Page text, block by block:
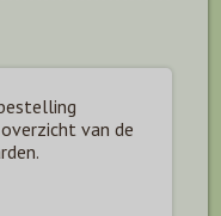
van de